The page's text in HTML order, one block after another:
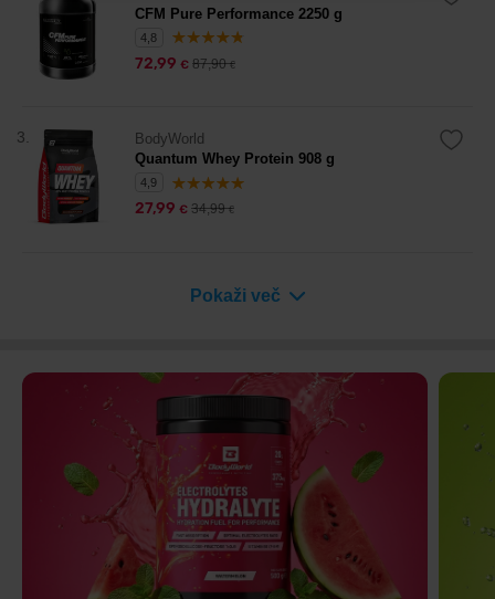
CFM Pure Performance 2250 g
4,8
72,99 € 87,90€
3.
BodyWorld
Quantum Whey Protein 908 g
4,9
27,99 € 34,99€
Pokaži več